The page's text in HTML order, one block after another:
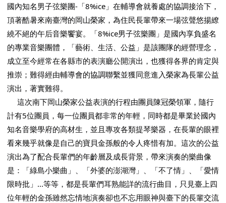
國內知名男子弦樂團-「8%ice」在輔導會就養處的協調接洽下，
頂著酷暑來南臺灣的岡山榮家，為住民長輩帶來一場弦聲悠揚繚
繞不絕的午后音樂饗宴。「8%ice男子弦樂團」是國內享負盛名
的專業音樂團體，「藝術、生活、公益」是該團隊的經營理念，
成立至今經常在各縣市的表演廳公開演出，也獲得各界的肯定與
推崇；難得經由輔導會的協調聯繫並獲同意進入榮家為長輩公益
演出，著實難得。
這次南下岡山榮家公益表演的行程由團員陳冠榮領軍，隨行
計有5位團員，每一位團員都非常的年輕，同時都是畢業於國內
知名音樂學府的高材生，並且專攻各類提琴樂器，在長輩的眼裡
看來幾乎就像是自己的寶貝金孫般的令人疼惜有加。這次的公益
演出為了配合長輩們的年齡層及成長背景，帶來演奏的樂曲像
是：「綠島小樂曲」、「外婆的澎湖灣」、「不了情」、「愛情
限時批」...等等，都是長輩們耳熟能詳的流行曲目，只見臺上四
位年輕的金孫雖然忘情地演奏卻也不忘用眼神與臺下的長輩交流